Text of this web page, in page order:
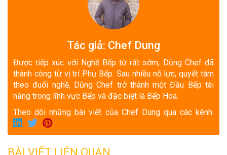
Tác giả: Chef Dung
Được tiếp xúc với Nghề Bếp từ rất sớm, Dũng Chef đã
thành công từ vị trí Phụ Bếp. Sau nhiều nỗ lực, quyết tâm
theo đuổi nghề, Dũng Chef trở thành một Đầu Bếp tài
năng trong lĩnh vực Bếp và đặc biệt là Bếp Hoa.
Theo dõi những bài viết của Chef Dung qua các kênh:
BÀI VIẾT LIÊN QUAN